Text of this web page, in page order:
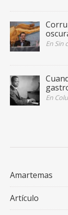
En Sin
En
Amartemas
Artículo